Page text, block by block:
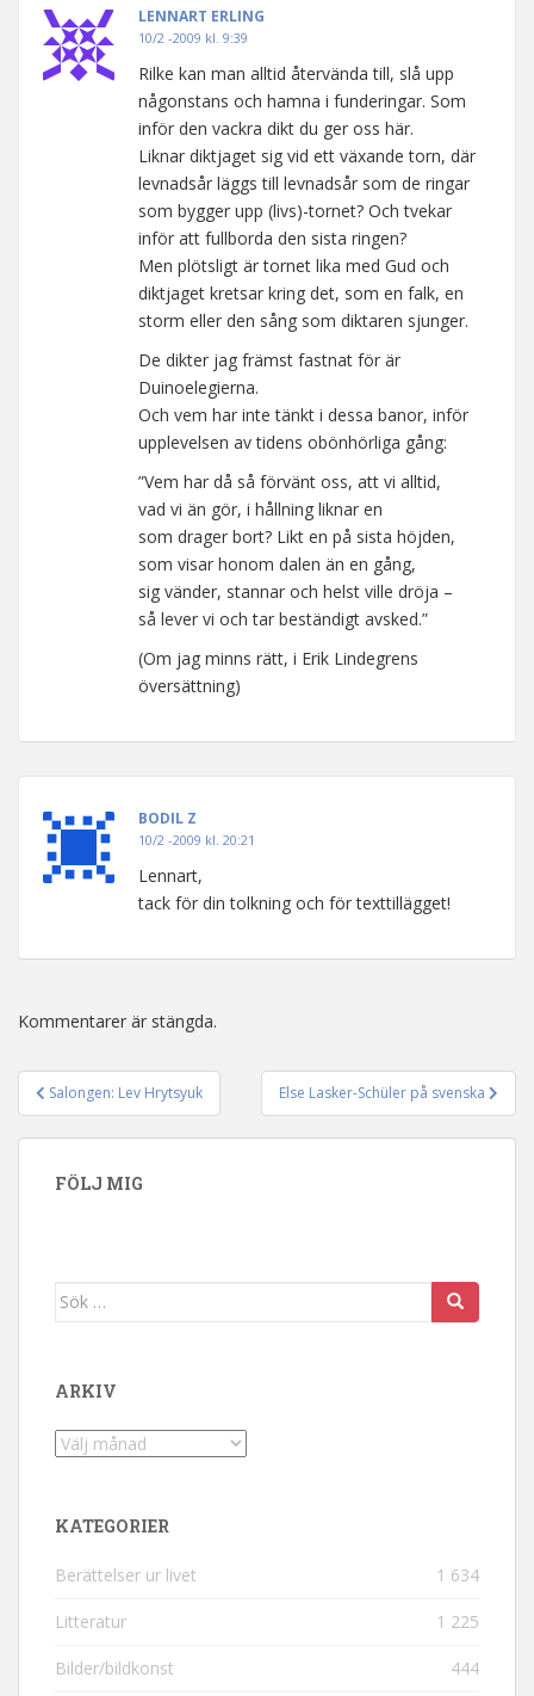
LENNART ERLING
10/2 -2009 kl. 9:39
Rilke kan man alltid återvända till, slå upp
någonstans och hamna i funderingar. Som
inför den vackra dikt du ger oss här.
Liknar diktjaget sig vid ett växande torn, där
levnadsår läggs till levnadsår som de ringar
som bygger upp (livs)-tornet? Och tvekar
inför att fullborda den sista ringen?
Men plötsligt är tornet lika med Gud och
diktjaget kretsar kring det, som en falk, en
storm eller den sång som diktaren sjunger.
De dikter jag främst fastnat för är
Duinoelegierna.
Och vem har inte tänkt i dessa banor, inför
upplevelsen av tidens obönhörliga gång:
”Vem har då så förvänt oss, att vi alltid,
vad vi än gör, i hållning liknar en
som drager bort? Likt en på sista höjden,
som visar honom dalen än en gång,
sig vänder, stannar och helst ville dröja –
så lever vi och tar beständigt avsked.”
(Om jag minns rätt, i Erik Lindegrens
översättning)
BODIL Z
10/2 -2009 kl. 20:21
Lennart,
tack för din tolkning och för texttillägget!
Kommentarer är stängda.
Inläggsnavigering
Salongen: Lev Hrytsyuk Else Lasker-Schüler på svenska
FÖLJ MIG
Sök efter:
ARKIV
Arkiv
KATEGORIER
Berättelser ur livet 1 634
Litteratur 1 225
Bilder/bildkonst 444